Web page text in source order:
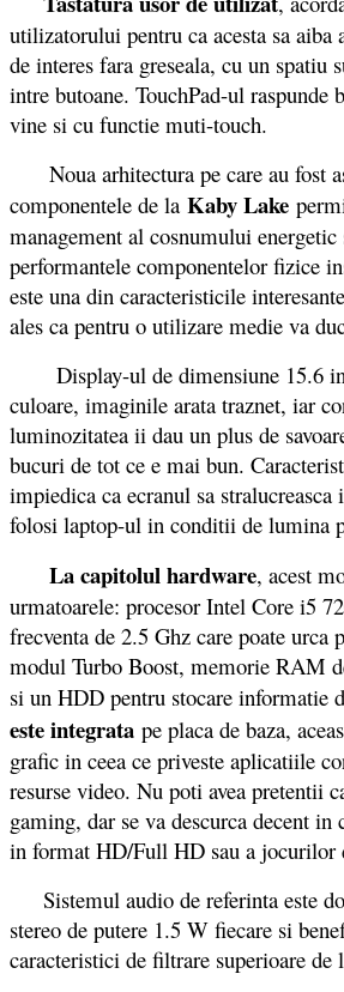
utilizatorului pentru ca acesta sa aiba
de interes fara greseala, cu un spatiu
intre butoane. TouchPad-ul
vine si cu functie muti-touch.
Noua arhitectura pe care au fost
componentele de la Kaby Lake
management al cosnumului
performantele componentelor fizice
este una din caracteristicile
ales ca pentru o utilizare medie va
Display-ul de dimensiune 15.6
culoare, imaginile arata traznet, iar
luminozitatea ii dau un plus de
bucuri de tot ce e mai bun.
impiedica ca ecranul sa
folosi laptop-ul in conditii de lumina
La capitolul hardware, acest
urmatoarele: procesor Intel Core i5
frecventa de 2.5 Ghz care poate urca
modul Turbo Boost, memorie RAM
si un HDD pentru stocare informatie
este integrata pe placa de baza,
grafic in ceea ce priveste aplicatiile
resurse video. Nu poti avea pretentii
gaming, dar se va descurca decent
in format HD/Full HD sau a jocurilor
Sistemul audio de referinta este
stereo de putere 1.5 W fiecare si
caracteristici de filtrare superioare